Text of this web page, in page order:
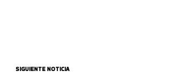
SIGUIENTE NOTICIA